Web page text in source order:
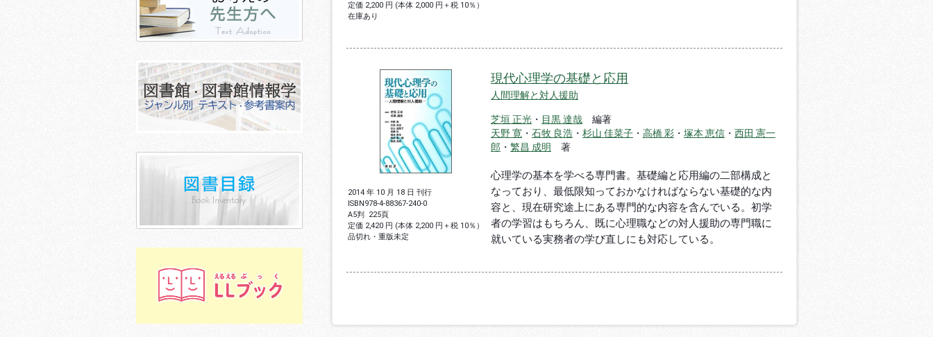
定価 2,200 円 (本体 2,000 円＋税 10％）
在庫あり
2014 年 10 月 18 日 刊行
ISBN978-4-88367-240-0
A5判 225頁
定価 2,420 円 (本体 2,200 円＋税 10％）
品切れ・重版未定
現代心理学の基礎と応用
人間理解と対人援助
芝垣 正光 ・ 目黒 達哉 編著
天野 寛 ・ 石牧 良浩 ・ 杉山 佳菜子 ・ 高橋 彩 ・ 塚本 恵信 ・ 西田 憲一
郎 ・ 繁昌 成明 著
心理学の基本を学べる専門書。基礎編と応用編の二部構成と
なっており、最低限知っておかなければならない基礎的な内
容と、現在研究途上にある専門的な内容を含んでいる。初学
者の学習はもちろん、既に心理職などの対人援助の専門職に
就いている実務者の学び直しにも対応している。